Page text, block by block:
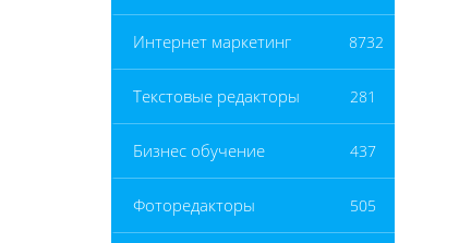
Интернет маркетинг 8732
Текстовые редакторы 281
Бизнес обучение 437
Фоторедакторы 505